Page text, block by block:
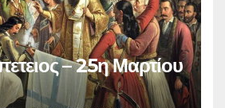
– 25η Μαρτίου